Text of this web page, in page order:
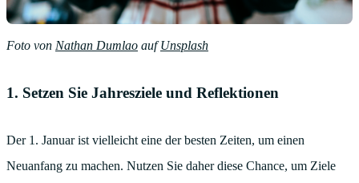
Foto von Nathan Dumlao aufUnsplash
1. Setzen Sie Jahresziele und Reflektionen
Der 1. Januar ist vielleicht eine der besten Zeiten, um einen
Neuanfang zu machen. Nutzen Sie daher diese Chance, um Ziele